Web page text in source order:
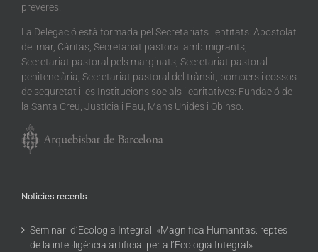
preveres.
La Delegació està formada pel Secretariats i entitats: Apostolat
del mar, Càritas, Secretariat pastoral amb migrants,
Secretariat pastoral pels marginats, Secretariat pastoral
penitenciària, Secretariat pastoral del trànsit, bombers i cossos
de seguretat i les Institucions socials i caritatives: Fundació de
la Santa Creu, Justícia i Pau, Mans Unides i Obinso.
Noticies recents
Seminari d’Ecologia Integral: «Magnifica Humanitas: reptes
de la intel·ligència artificial per a l’Ecologia Integral»